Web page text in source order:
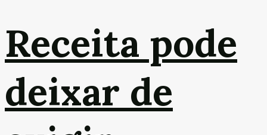
Receita pode
deixar de